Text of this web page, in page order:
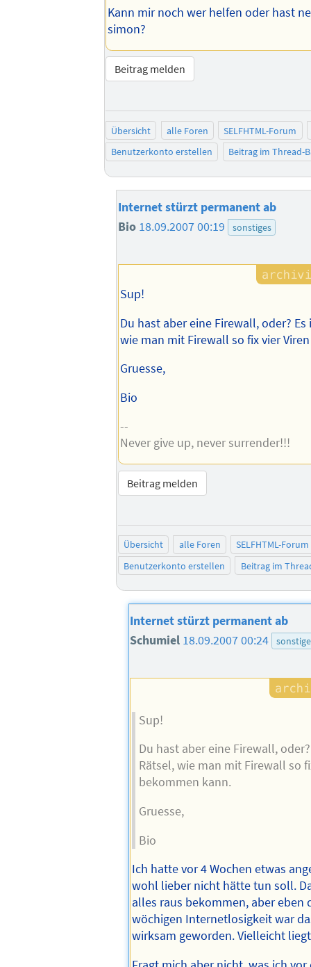
Kann mir noch wer helfen oder hast
simon?
Beitrag melden
Übersicht alle Foren
SELFHTML-Forum
Benutzerkonto erstellen
Beitrag im Thread-
Internet stürzt permanent ab
Bio 18.09.2007 00:19 sonstiges
Sup!
Du hast aber eine Firewall, oder?
wie man mit Firewall so fix vier
Gruesse,
Bio
--
Never give up, never surrender!!!
Beitrag melden
Übersicht alle Foren
SELFHTML-Forum
Benutzerkonto erstellen
Beitrag im
Internet stürzt permanent ab
Schumiel 18.09.2007 00:24
Sup!
Du hast aber eine Firewall,
Rätsel, wie man mit Firewall so
bekommen kann.
Gruesse,
Bio
Ich hatte vor 4 Wochen etwas
wohl lieber nicht hätte tun soll.
alles raus bekommen, aber eben
wöchigen Internetlosigkeit war
wirksam geworden. Vielleicht